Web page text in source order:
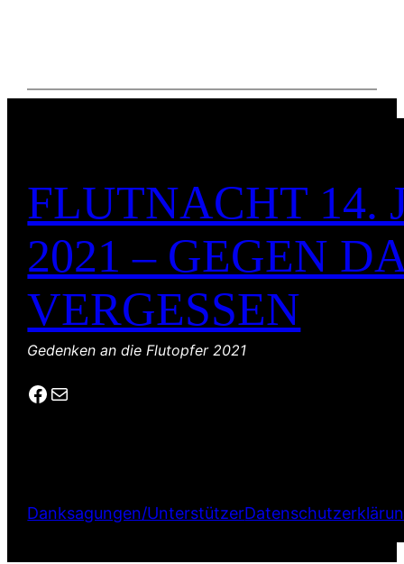
FLUTNACHT 14.
2021 – GEGEN
VERGESSEN
Gedenken an die Flutopfer 2021
Facebook
E-Mail
Danksagungen/Unterstützer